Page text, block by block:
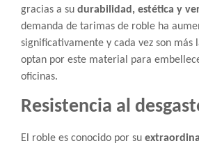
gracias a su durabilidad, estética y
demanda de tarimas de roble ha
significativamente y cada vez son más
optan por este material para
oficinas.
Resistencia al
El roble es conocido por su